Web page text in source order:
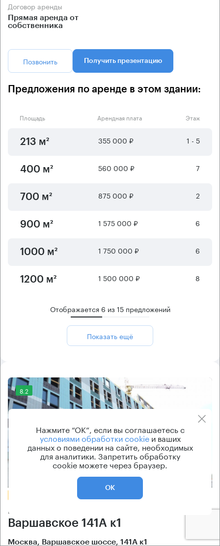
Договор аренды
Прямая аренда от
собственника
Позвонить Получить презентацию
Предложения по аренде в этом здании:
Площадь Арендная плата Этаж
213 м² 355 000 ₽ 1 - 5
400 м² 560 000 ₽ 7
700 м² 875 000 ₽ 2
900 м² 1 575 000 ₽ 6
1000 м² 1 750 000 ₽ 6
1200 м² 1 500 000 ₽ 8
Отображается 6 из15предложений
Показать ещё
8.2
Бизнес-центр
Варшавское 141А к1
Москва, Варшавское шоссе, 141А к1
Нажмите “ОК”, если вы соглашаетесь с
условиями обработки cookieи ваших
данных о поведении на сайте, необходимых
для аналитики. Запретить обработку
cookie можете через браузер.
ОК